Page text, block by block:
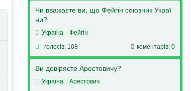
Чи вважаєте ви, що Фейгін союзник Украї
ни?
Україна
Фейгін
голосів: 108
коментарів: 0
Ви довіряєте Арестовичу?
Україна
Арестович